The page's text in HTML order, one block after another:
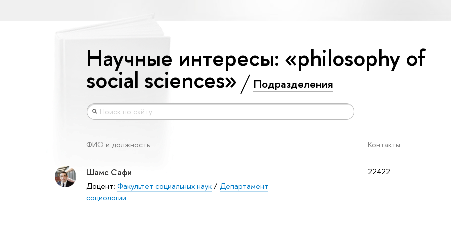
Научные интересы: «philosophy of
social sciences» Подразделения
ФИО и должность Контакты
22422
Шамс Сафи
Доцент: Факультет социальных наук/Департамент
социологии